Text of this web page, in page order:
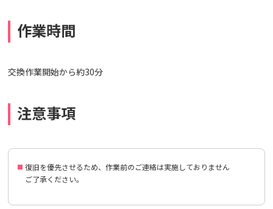
作業時間
交換作業開始から約30分
注意事項
復旧を優先させるため、作業前のご連絡は実施しておりません
ご了承ください。